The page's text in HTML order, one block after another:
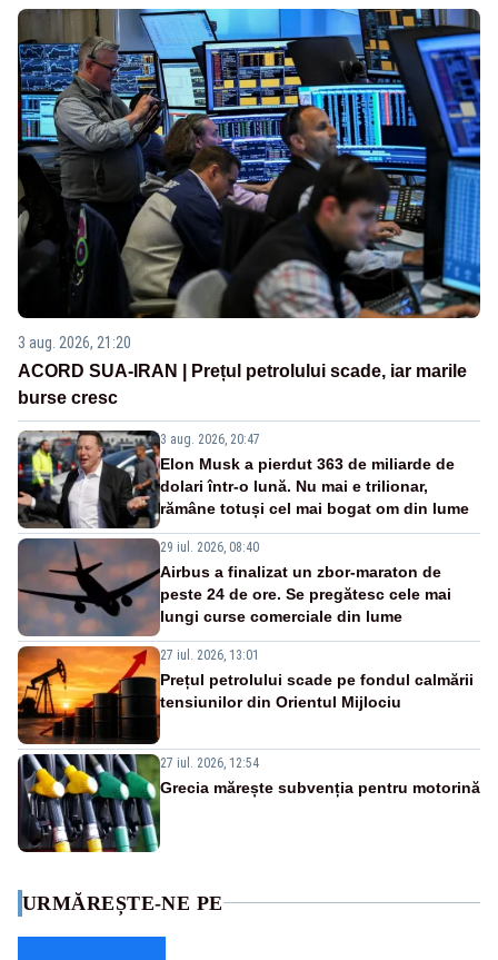
3 aug. 2026, 21:20
ACORD SUA-IRAN | Prețul petrolului scade, iar marile
burse cresc
3 aug. 2026, 20:47
Elon Musk a pierdut 363 de miliarde de
dolari într-o lună. Nu mai e trilionar,
rămâne totuși cel mai bogat om din lume
29 iul. 2026, 08:40
Airbus a finalizat un zbor-maraton de
peste 24 de ore. Se pregătesc cele mai
lungi curse comerciale din lume
27 iul. 2026, 13:01
Prețul petrolului scade pe fondul calmării
tensiunilor din Orientul Mijlociu
27 iul. 2026, 12:54
Grecia mărește subvenția pentru motorină
URMĂREȘTE-NE PE